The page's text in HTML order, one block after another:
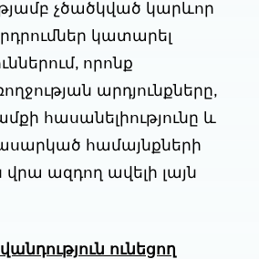
չծածկված կարևոր
կատարել
որոնք
արդյունքները,
հասանելիությունը և
համայնքների
վրա ազդող ավելի լայն
ունեցող